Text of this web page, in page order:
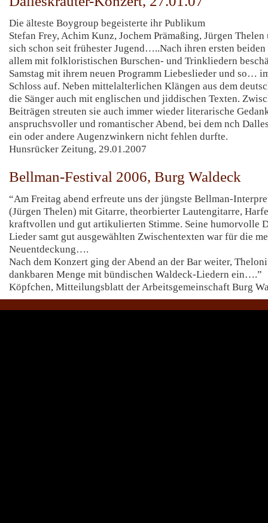
Die älteste Boygroup begeisterte ihr Publikum
Stefan Frey, Achim Kunz, Jochem Prämaßing, Jürgen
sich schon seit frühester Jugend…..Nach ihren ersten
allem mit folkloristischen Burschen- und Trinkliedern
Samstag mit ihrem neuen Programm Liebeslieder und so…
Schloss auf. Neben mittelalterlichen Klängen aus dem
die Sänger auch mit englischen und jiddischen Texten.
Beiträgen streuten sie auch immer wieder literarische
anspruchsvoller und romantischer Abend, bei dem nch
ein oder andere Augenzwinkern nicht fehlen durfte.
Hunsrücker Zeitung, 29.01.2007
Bellman-Festival 2006, Burg Waldeck
“Am Freitag abend erfreute uns der jüngste Bellman-
(Jürgen Thelen) mit Gitarre, theorbierter Lautengitarre,
kraftvollen und gut artikulierten Stimme. Seine humorvolle
Lieder samt gut ausgewählten Zwischentexten war für die
Neuentdeckung….
Nach dem Konzert ging der Abend an der Bar weiter,
dankbaren Menge mit bündischen Waldeck-Liedern ein….”
Köpfchen, Mitteilungsblatt der Arbeitsgemeinschaft Burg